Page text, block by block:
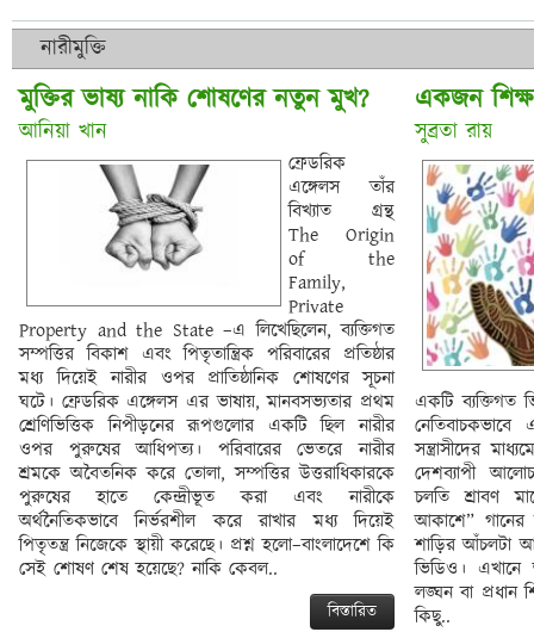
নারীমুক্তি
মুক্তির ভাষ্য নাকি শোষণের নতুন মুখ?
আনিয়া খান
ফ্রেডরিক
এঙ্গেলস তাঁর
বিখ্যাত গ্রন্থ
The Origin
of the
Family,
Private
Property and the State –এ লিখেছিলেন, ব্যক্তিগত
সম্পত্তির বিকাশ এবং পিতৃতান্ত্রিক পরিবারের প্রতিষ্ঠার
মধ্য দিয়েই নারীর ওপর প্রাতিষ্ঠানিক শোষণের সূচনা
ঘটে। ফ্রেডরিক এঙ্গেলস এর ভাষায়, মানবসভ্যতার প্রথম
শ্রেণিভিত্তিক নিপীড়নের রূপগুলোর একটি ছিল নারীর
ওপর পুরুষের আধিপত্য। পরিবারের ভেতরে নারীর
শ্রমকে অবৈতনিক করে তোলা, সম্পত্তির উত্তরাধিকারকে
পুরুষের হাতে কেন্দ্রীভূত করা এবং নারীকে
অর্থনৈতিকভাবে নির্ভরশীল করে রাখার মধ্য দিয়েই
পিতৃতন্ত্র নিজেকে স্থায়ী করেছে। প্রশ্ন হলো–বাংলাদেশে কি
সেই শোষণ শেষ হয়েছে? নাকি কেবল..
বিস্তারিত
একজন
সুব্রতা রায়
একটি ব্যক্তিগত
সন্ত্রাসীদের
দেশব্যাপী
চলতি শ্রাবণ
আকাশে” গানের
শাড়ির আঁচলটা
ভিডিও।
লঙ্ঘন বা প্রধান
কিছু..